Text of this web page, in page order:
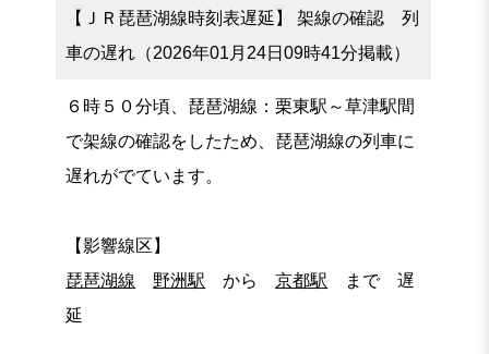
【ＪＲ琵琶湖線時刻表遅延】 架線の確認 列
車の遅れ（2026年01月24日09時41分掲載）
６時５０分頃、琵琶湖線：栗東駅～草津駅間
で架線の確認をしたため、琵琶湖線の列車に
遅れがでています。
【影響線区】
琵琶湖線
野洲駅 から京都駅 まで 遅
延